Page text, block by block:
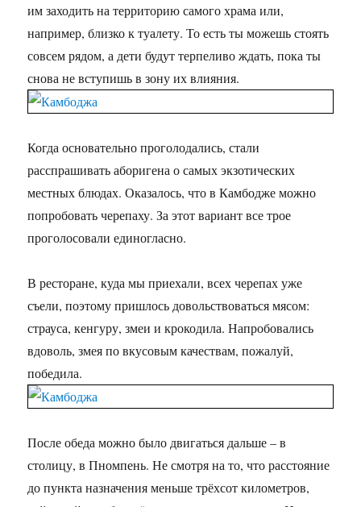
им заходить на территорию самого храма или,
например, близко к туалету. То есть ты можешь стоять
совсем рядом, а дети будут терпеливо ждать, пока ты
снова не вступишь в зону их влияния.
Когда основательно проголодались, стали
расспрашивать аборигена о самых экзотических
местных блюдах. Оказалось, что в Камбодже можно
попробовать черепаху. За этот вариант все трое
проголосовали единогласно.
В ресторане, куда мы приехали, всех черепах уже
съели, поэтому пришлось довольствоваться мясом:
страуса, кенгуру, змеи и крокодила. Напробовались
вдоволь, змея по вкусовым качествам, пожалуй,
победила.
После обеда можно было двигаться дальше – в
столицу, в Пномпень. Не смотря на то, что расстояние
до пункта назначения меньше трёхсот километров,